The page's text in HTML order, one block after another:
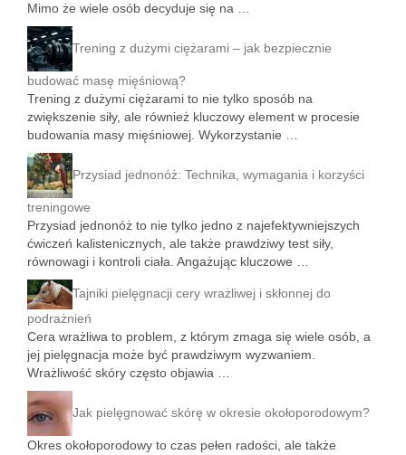
Mimo że wiele osób decyduje się na …
Trening z dużymi ciężarami – jak bezpiecznie
budować masę mięśniową?
Trening z dużymi ciężarami to nie tylko sposób na
zwiększenie siły, ale również kluczowy element w procesie
budowania masy mięśniowej. Wykorzystanie …
Przysiad jednonóż: Technika, wymagania i korzyści
treningowe
Przysiad jednonóż to nie tylko jedno z najefektywniejszych
ćwiczeń kalistenicznych, ale także prawdziwy test siły,
równowagi i kontroli ciała. Angażując kluczowe …
Tajniki pielęgnacji cery wrażliwej i skłonnej do
podrażnień
Cera wrażliwa to problem, z którym zmaga się wiele osób, a
jej pielęgnacja może być prawdziwym wyzwaniem.
Wrażliwość skóry często objawia …
Jak pielęgnować skórę w okresie okołoporodowym?
Okres okołoporodowy to czas pełen radości, ale także